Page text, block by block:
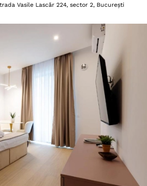
Vasile Lascăr 224, sector 2, București